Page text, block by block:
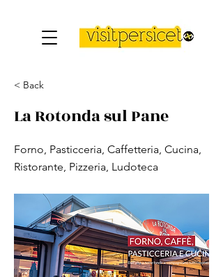
< Back
La Rotonda sul Pane
Forno, Pasticceria, Caffetteria, Cucina,
Ristorante, Pizzeria, Ludoteca